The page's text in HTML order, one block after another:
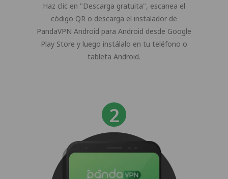
Haz clic en "Descarga gratuita", escanea el
código QR o descarga el instalador de
PandaVPN Android para Android desde Google
Play Store y luego instálalo en tu teléfono o
tableta Android.